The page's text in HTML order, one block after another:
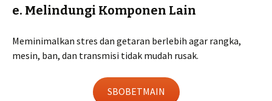
e. Melindungi Komponen Lain
Meminimalkan stres dan getaran berlebih agar rangka,
mesin, ban, dan transmisi tidak mudah rusak.
SBOBETMAIN